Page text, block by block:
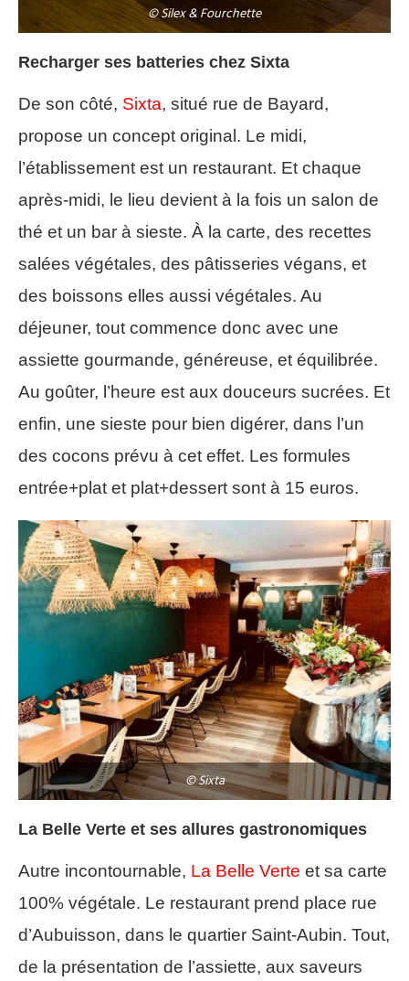
© Silex & Fourchette
Recharger ses batteries chez Sixta
De son côté, Sixta, situé rue de Bayard,
propose un concept original. Le midi,
l’établissement est un restaurant. Et chaque
après-midi, le lieu devient à la fois un salon de
thé et un bar à sieste. À la carte, des recettes
salées végétales, des pâtisseries végans, et
des boissons elles aussi végétales. Au
déjeuner, tout commence donc avec une
assiette gourmande, généreuse, et équilibrée.
Au goûter, l’heure est aux douceurs sucrées. Et
enfin, une sieste pour bien digérer, dans l’un
des cocons prévu à cet effet. Les formules
entrée+plat et plat+dessert sont à 15 euros.
© Sixta
La Belle Verte et ses allures gastronomiques
Autre incontournable, La Belle Verte et sa carte
100% végétale. Le restaurant prend place rue
d’Aubuisson, dans le quartier Saint-Aubin. Tout,
de la présentation de l’assiette, aux saveurs